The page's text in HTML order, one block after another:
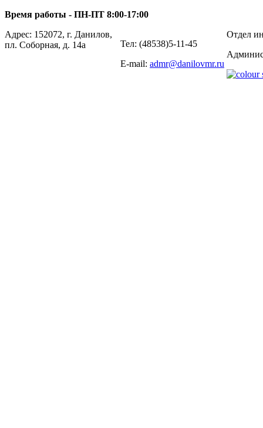
Время работы - ПН-ПТ 8:00-17:00
Адрес: 152072, г. Данилов,
пл. Соборная, д. 14а
Тел: (48538)5-11-45
E-mail: admr@danilovmr.ru
Отдел